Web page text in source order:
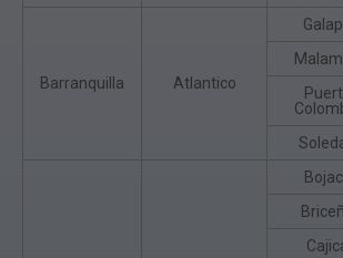
Barranquilla Atlantico